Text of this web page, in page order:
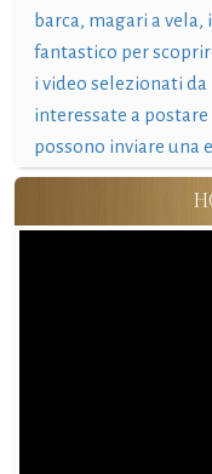
barca, magari a vela,
fantastico per
i video selezionati
interessate a
possono inviare una